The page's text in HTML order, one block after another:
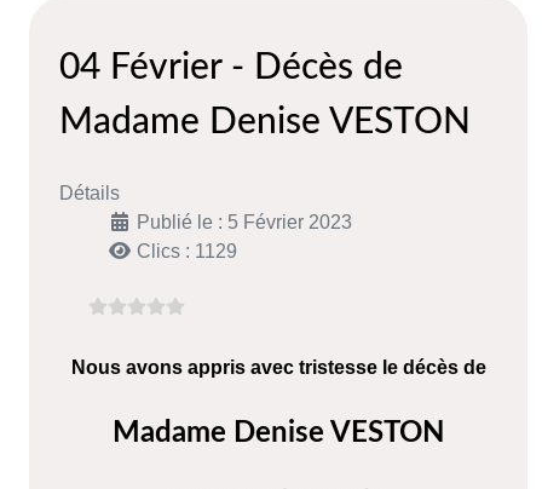
04 Février - Décès de
Madame Denise VESTON
Détails
Publié le : 5 Février 2023
Clics : 1129
Nous avons appris avec tristesse le décès de
Madame Denise VESTON